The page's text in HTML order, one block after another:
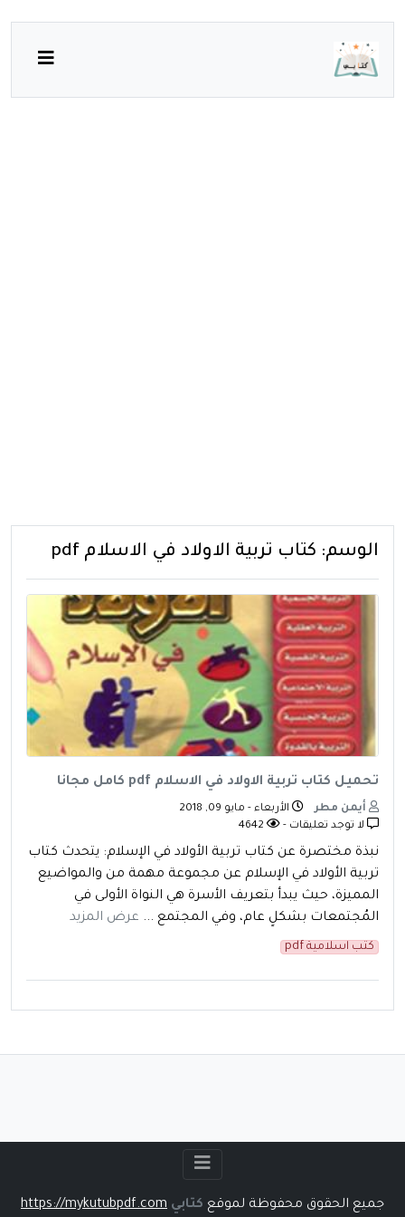
الوسم: كتاب تربية الاولاد في الاسلام pdf
تحميل كتاب تربية الاولاد في الاسلام pdf كامل مجانا
أيمن مطر
الأربعاء - مايو 09, 2018
لا توجد تعليقات -
نبذة مختصرة عن كتاب تربية الأولاد في الإسلام: يتحدث كتاب
تربية الأولاد في الإسلام عن مجموعة مهمة من والمواضيع
المميزة، حيث يبدأ بتعريف الأسرة هي النواة الأولى في
المُجتمعات بشكلٍ عام، وفي المجتمع ... عرض المزيد
كتب اسلامية pdf
جميع الحقوق محفوظة لموقع كتابي https://mykutubpdf.com